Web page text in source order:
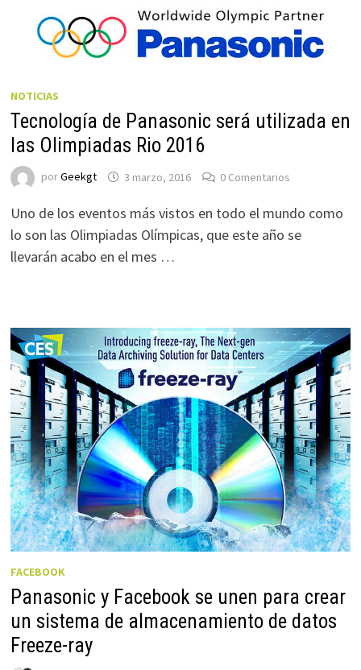
NOTICIAS
Tecnología de Panasonic será utilizada en
las Olimpiadas Rio 2016
porGeekgt 3 marzo, 2016 0 Comentarios
Uno de los eventos más vistos en todo el mundo como
lo son las Olimpiadas Olímpicas, que este año se
llevarán acabo en el mes …
FACEBOOK
Panasonic y Facebook se unen para crear
un sistema de almacenamiento de datos
Freeze-ray